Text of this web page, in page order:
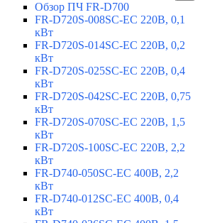
Обзор ПЧ FR-D700
FR-D720S-008SC-EC 220В, 0,1
кВт
FR-D720S-014SC-EC 220В, 0,2
кВт
FR-D720S-025SC-EC 220В, 0,4
кВт
FR-D720S-042SC-EC 220В, 0,75
кВт
FR-D720S-070SC-EC 220В, 1,5
кВт
FR-D720S-100SC-EC 220В, 2,2
кВт
FR-D740-050SC-EC 400В, 2,2
кВт
FR-D740-012SC-EC 400В, 0,4
кВт